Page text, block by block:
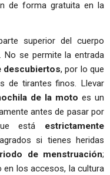
de forma gratuita en la
superior del cuerpo
No se permite la entrada
descubiertos, por lo que
de tirantes finos. Llevar
de la moto es un
antes de pasar por
está estrictamente
si tienes heridas
de menstruación;
en los accesos, la cultura